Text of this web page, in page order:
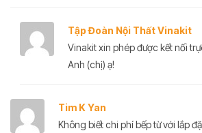
Tập Đoàn Nội Thất Vinakit
Vinakit xin phép được kết nối
Anh (chị) ạ!
Tim K Yan
Không biết chi phí bếp từ với lắp